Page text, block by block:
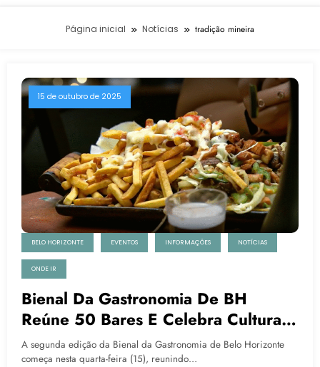
Página inicial Notícias tradição mineira
15 de outubro de 2025
BELO HORIZONTE EVENTOS INFORMAÇÕES NOTÍCIAS
ONDE IR
Bienal Da Gastronomia De BH
Reúne 50 Bares E Celebra Cultura E
Tradição Culinária Mineira
A segunda edição da Bienal da Gastronomia de Belo Horizonte
começa nesta quarta-feira (15), reunindo…